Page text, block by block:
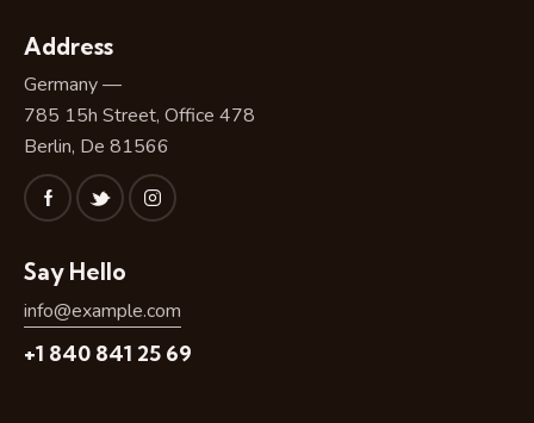
Address
Germany —
785 15h Street, Office 478
Berlin, De 81566
Say Hello
info@example.com
+1 840 841 25 69